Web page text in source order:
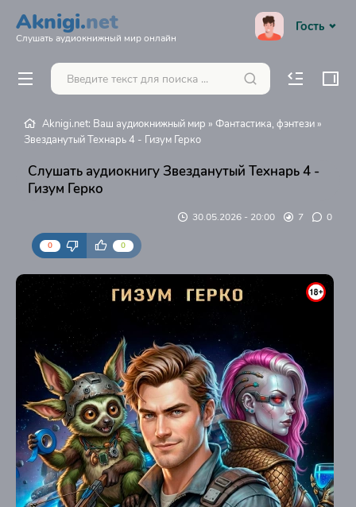
Aknigi.net
Слушать аудиокнижный мир онлайн
Гость
Aknigi.net: Ваш аудиокнижный мир » Фантастика, фэнтези »
Звезданутый Технарь 4 - Гизум Герко
Слушать аудиокнигу Звезданутый Технарь 4 -
Гизум Герко
30.05.2026 - 20:00 7 0
0 0